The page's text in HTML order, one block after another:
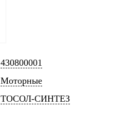
430800001
Моторные
ТОСОЛ-СИНТЕЗ